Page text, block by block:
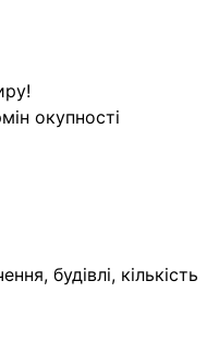
окупності
будівлі, кількість